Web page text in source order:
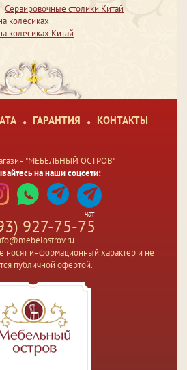
Сервировочные столики Китай
колесиках
колесиках Китай
ГАРАНТИЯ КОНТАКТЫ
"МЕБЕЛЬНЫЙ ОСТРОВ"
на наши соцсети:
чат
927-75-75
носят информационный характер и не
публичной офертой.